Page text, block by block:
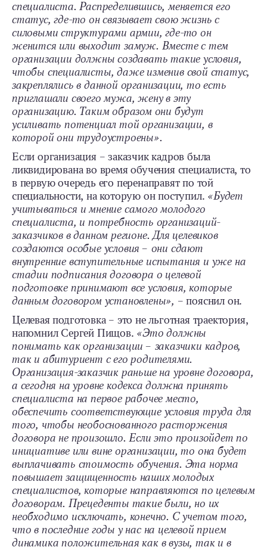
специалиста. Распределившись, меняется его
статус, где-то он связывает свою жизнь с
силовыми структурами армии, где-то он
женится или выходит замуж. Вместе с тем
организации должны создавать такие условия,
чтобы специалисты, даже изменив свой статус,
закреплялись в данной организации, то есть
приглашали своего мужа, жену в эту
организацию. Таким образом они будут
усиливать потенциал той организации, в
которой они трудоустроены».
Если организация – заказчик кадров была
ликвидирована во время обучения специалиста, то
в первую очередь его перенаправят по той
специальности, на которую он поступил. «Будет
учитываться и мнение самого молодого
специалиста, и потребность организаций-
заказчиков в данном регионе. Для целевиков
создаются особые условия – они сдают
внутренние вступительные испытания и уже на
стадии подписания договора о целевой
подготовке принимают все условия, которые
данным договором установлены», – пояснил он.
Целевая подготовка – это не льготная траектория,
напомнил Сергей Пищов. «Это должны
понимать как организации – заказчики кадров,
так и абитуриент с его родителями.
Организация-заказчик раньше на уровне договора,
а сегодня на уровне кодекса должна принять
специалиста на первое рабочее место,
обеспечить соответствующие условия труда для
того, чтобы необоснованного расторжения
договора не произошло. Если это произойдет по
инициативе или вине организации, то она будет
выплачивать стоимость обучения. Эта норма
повышает защищенность наших молодых
специалистов, которые направляются по целевым
договорам. Прецеденты такие были, но их
необходимо исключать, конечно. С учетом того,
что в последние годы у нас на целевой прием
динамика положительная как в вузы, так и в